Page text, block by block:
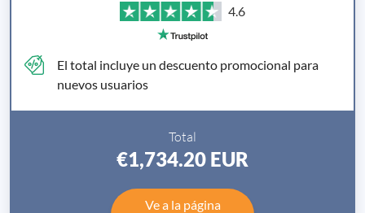
4.6
El total incluye un descuento promocional para
nuevos usuarios
Total
€1,734.20 EUR
Ve a la página